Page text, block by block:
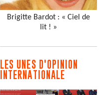
Brigitte Bardot : « Ciel de
lit ! »
LES UNES D'OPINION
INTERNATIONALE